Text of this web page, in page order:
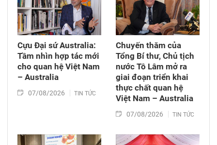
một số điều của Luật Tần số vô tuyến điện,
Luật Viễn thông, Luật Giao dịch điện tử và Luật
Chuyển giao công nghệ. Sau đó, Quốc hội thảo
luận ở tổ về 3 dự án Luật trên.
Cựu Đại sứ Australia:
Tầm nhìn hợp tác mới
cho quan hệ Việt Nam
– Australia
07/08/2026 TIN TỨC
Chuyến thăm của
Tổng Bí thư, Chủ tịch
nước Tô Lâm mở ra
giai đoạn triển khai
thực chất quan hệ
Việt Nam – Australia
07/08/2026 TIN TỨC